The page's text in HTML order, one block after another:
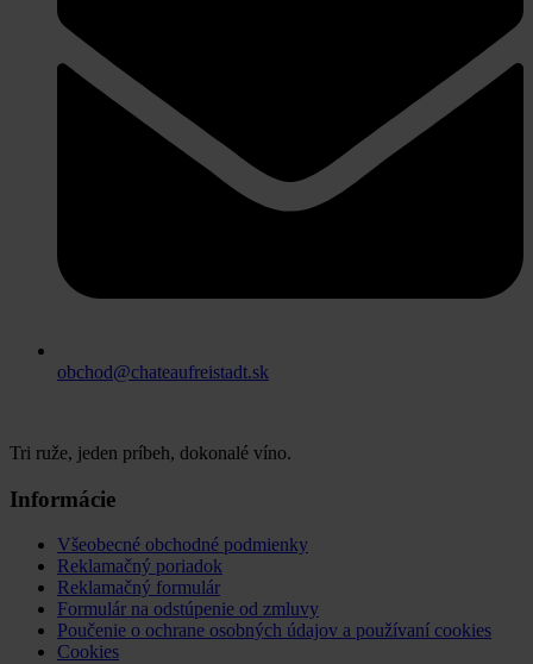
obchod@chateaufreistadt.sk
Tri ruže, jeden príbeh, dokonalé víno.
Informácie
Všeobecné obchodné podmienky
Reklamačný poriadok
Reklamačný formulár
Formulár na odstúpenie od zmluvy
Poučenie o ochrane osobných údajov a používaní cookies
Cookies